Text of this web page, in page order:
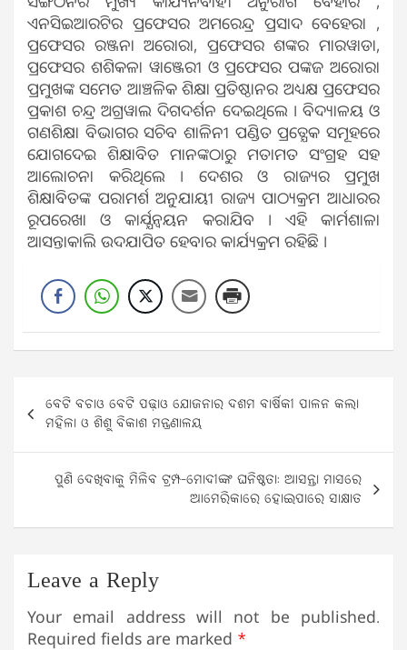
ଏନସିଇଆରଟିର ପ୍ରଫେସର ଅମରେନ୍ଦ୍ର ପ୍ରସାଦ ବେହେରା ,
ପ୍ରଫେସର ରଞ୍ଜନା ଅରୋରା, ପ୍ରଫେସର ଶଙ୍କର ମାରୱାଡା,
ପ୍ରଫେସର ଶଶିକଳା ୱାଞ୍ଜେରୀ ଓ ପ୍ରଫେସର ପଙ୍କଜ ଅରୋରା
ପ୍ରମୁଖଙ୍କ ସମେତ ଆଞ୍ଚଳିକ ଶିକ୍ଷା ପ୍ରତିଷ୍ଠାନର ଅଧ୍ୟକ୍ଷ ପ୍ରଫେସର
ପ୍ରକାଶ ଚନ୍ଦ୍ର ଅଗ୍ରୱାଲ ଦିଗଦର୍ଶନ ଦେଇଥିଲେ । ବିଦ୍ୟାଳୟ ଓ
ଗଣଶିକ୍ଷା ବିଭାଗର ସଚିବ ଶାଳିନୀ ପଣ୍ଡିତ ପ୍ରତ୍ଯେକ ସମୂହରେ
ଯୋଗଦେଇ ଶିକ୍ଷାବିତ ମାନଙ୍କଠାରୁ ମତାମତ ସଂଗ୍ରହ ସହ
ଆଲୋଚନା କରିଥିଲେ । ଦେଶର ଓ ରାଜ୍ୟର ପ୍ରମୁଖ
ଶିକ୍ଷାବିତଙ୍କ ପରାମର୍ଶ ଅନୁଯାୟୀ ରାଜ୍ୟ ପାଠ୍ୟକ୍ରମ ଆଧାରର
ରୂପରେଖା ଓ କାର୍ଯ୍ଯନ୍ବୟନ କରାଯିବ । ଏହି କାର୍ମଶାଳା
ଆସନ୍ତାକାଲି ଉଦଯାପିତ ହେବାର କାର୍ଯ୍ୟକ୍ରମ ରହିଛି ।
Post
navigation
ବେଟି ବଚାଓ ବେଟି ପଢ଼ାଓ ଯୋଜନାର ଦଶମ ବାର୍ଷିକୀ ପାଳନ କଲା
ମହିଳା ଓ ଶିଶୁ ବିକାଶ ମନ୍ତ୍ରଣାଳୟ
ପୁଣି ଦେଖିବାକୁ ମିଳିବ ଟ୍ରମ୍ପ-ମୋଦୀଙ୍କ ଘନିଷ୍ଠତା: ଆସନ୍ତା ମାସରେ
ଆମେରିକାରେ ହୋଇପାରେ ସାକ୍ଷାତ
Leave a Reply
Your email address will not be published.
Required fields are marked *